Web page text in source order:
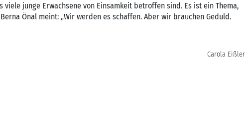
junge Erwachsene von Einsamkeit betroffen sind. Es ist ein Thema,
Önal meint: „Wir werden es schaffen. Aber wir brauchen Geduld.
Carola Eißler